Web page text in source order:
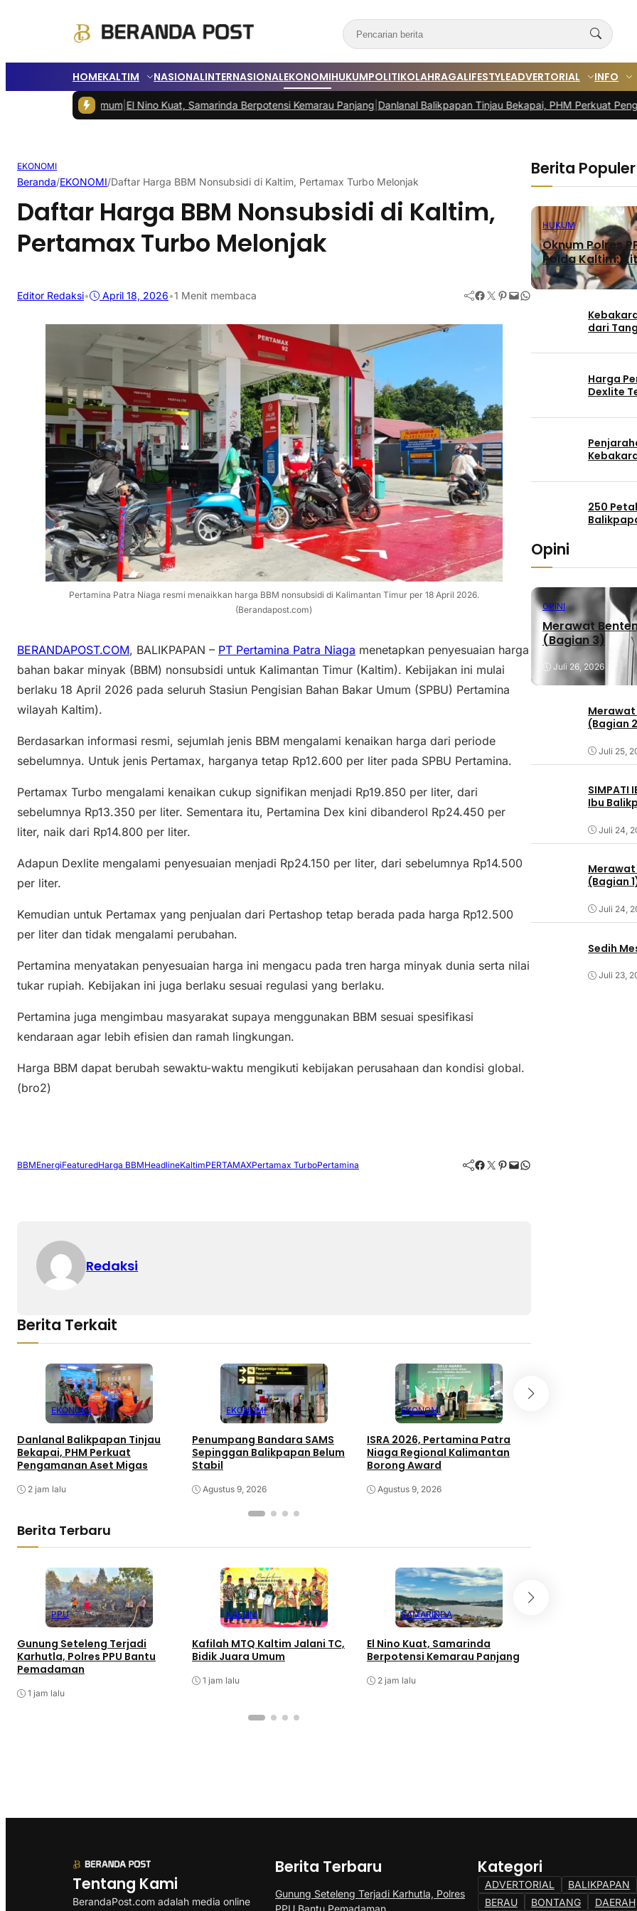
HOMEKALTIM NASIONALINTERNASIONALEKONOMIHUKUMPOLITIKOLAHRAGALIFESTYLEADVERTORIAL INFO
El Nino Kuat, Samarinda Berpotensi Kemarau Panjang|Danlanal Balikpapan Tinjau Bekapai, PHM Perkuat Pengamanan
EKONOMI
Beranda/EKONOMI/Daftar Harga BBM Nonsubsidi di Kaltim, Pertamax Turbo Melonjak
Daftar Harga BBM Nonsubsidi di Kaltim,
Pertamax Turbo Melonjak
Editor Redaksi• April 18, 2026•1 Menit membaca Facebook Twitter Pinterest Mail WhatsApp
Pertamina Patra Niaga resmi menaikkan harga BBM nonsubsidi di Kalimantan Timur per 18 April 2026.
(Berandapost.com)
BERANDAPOST.COM, BALIKPAPAN – PT Pertamina Patra Niaga menetapkan penyesuaian harga
bahan bakar minyak (BBM) nonsubsidi untuk Kalimantan Timur (Kaltim). Kebijakan ini mulai
berlaku 18 April 2026 pada seluruh Stasiun Pengisian Bahan Bakar Umum (SPBU) Pertamina
wilayah Kaltim).
Berdasarkan informasi resmi, sejumlah jenis BBM mengalami kenaikan harga dari periode
sebelumnya. Untuk jenis Pertamax, harganya tetap Rp12.600 per liter pada SPBU Pertamina.
Pertamax Turbo mengalami kenaikan cukup signifikan menjadi Rp19.850 per liter, dari
sebelumnya Rp13.350 per liter. Sementara itu, Pertamina Dex kini dibanderol Rp24.450 per
liter, naik dari Rp14.800 per liter.
Adapun Dexlite mengalami penyesuaian menjadi Rp24.150 per liter, dari sebelumnya Rp14.500
per liter.
Kemudian untuk Pertamax yang penjualan dari Pertashop tetap berada pada harga Rp12.500
per liter dan tidak mengalami perubahan.
Pertamina menyatakan penyesuaian harga ini mengacu pada tren harga minyak dunia serta nilai
tukar rupiah. Kebijakan ini juga berlaku sesuai regulasi yang berlaku.
Pertamina juga mengimbau masyarakat supaya menggunakan BBM sesuai spesifikasi
kendaraan agar lebih efisien dan ramah lingkungan.
Harga BBM dapat berubah sewaktu-waktu mengikuti kebijakan perusahaan dan kondisi global.
(bro2)
BBMEnergiFeaturedHarga BBMHeadlineKaltimPERTAMAXPertamax TurboPertamina Facebook Twitter Pinterest Mail WhatsApp
Redaksi
Berita Terkait
EKONOMI
Danlanal Balikpapan Tinjau
Bekapai, PHM Perkuat
Pengamanan Aset Migas
2 jam lalu
EKONOMI
Penumpang Bandara SAMS
Sepinggan Balikpapan Belum
Stabil
Agustus 9, 2026
EKONOMI
ISRA 2026, Pertamina Patra
Niaga Regional Kalimantan
Borong Award
Agustus 9, 2026
Berita Terbaru
PPU
Gunung Seteleng Terjadi
Karhutla, Polres PPU Bantu
Pemadaman
1 jam lalu
KALTIM
Kafilah MTQ Kaltim Jalani TC,
Bidik Juara Umum
1 jam lalu
SAMARINDA
El Nino Kuat, Samarinda
Berpotensi Kemarau Panjang
2 jam lalu
Berita Populer
HUKUM
Oknum Polres
Polda Kaltim:
dari
Harga
Dexlite
250
Opini
OPINI
Merawat
(Bagian 3)
Juli 26, 2026
Merawat
(Bagian
Juli 25,
SIMPATI
Ibu
Juli 24,
Merawat
(Bagian
Juli 24,
Sedih
Juli 23,
Tentang Kami
BerandaPost.com adalah media online
Berita Terbaru
Gunung Seteleng Terjadi Karhutla, Polres
PPU Bantu Pemadaman
Kategori
ADVERTORIAL
BALIKPAPAN
BERAU
BONTANG DAERAH